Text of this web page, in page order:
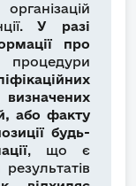
У разі
про
визначених
або факту
будь-
, що є